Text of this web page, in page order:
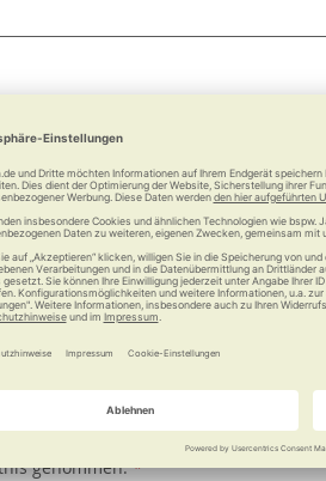
regelmäßig (maximal 2 Mal pro
im Newsletter erfasst und
Zukunft widerrufen. Durch den
genommen.